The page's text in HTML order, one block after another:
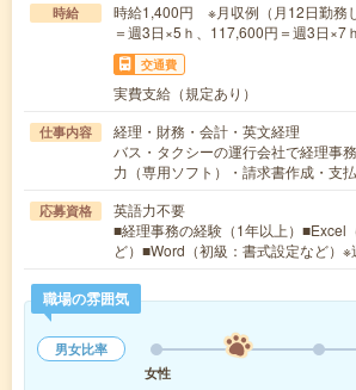
時給
時給1,400円 ※月収例（月12日勤務
＝週3日×5ｈ、117,600円＝週3日×7ｈ
交通費
実費支給（規定あり）
仕事内容
経理・財務・会計・英文経理
バス・タクシーの運行会社で経理事
力（専用ソフト）・請求書作成・支
応募資格
英語力不要
■経理事務の経験（1年以上）■Excel
ど）■Word（初級：書式設定など）
職場の雰囲気
男女比率
女性